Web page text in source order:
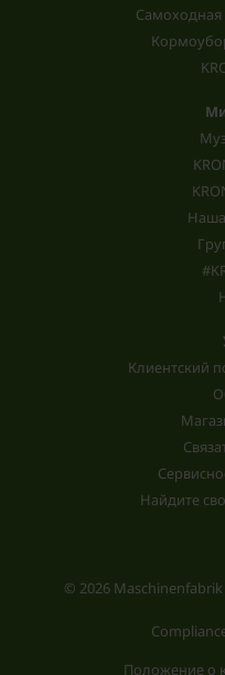
Клиентский
Найдите
© 2026 Maschinenfabrik
Положение о